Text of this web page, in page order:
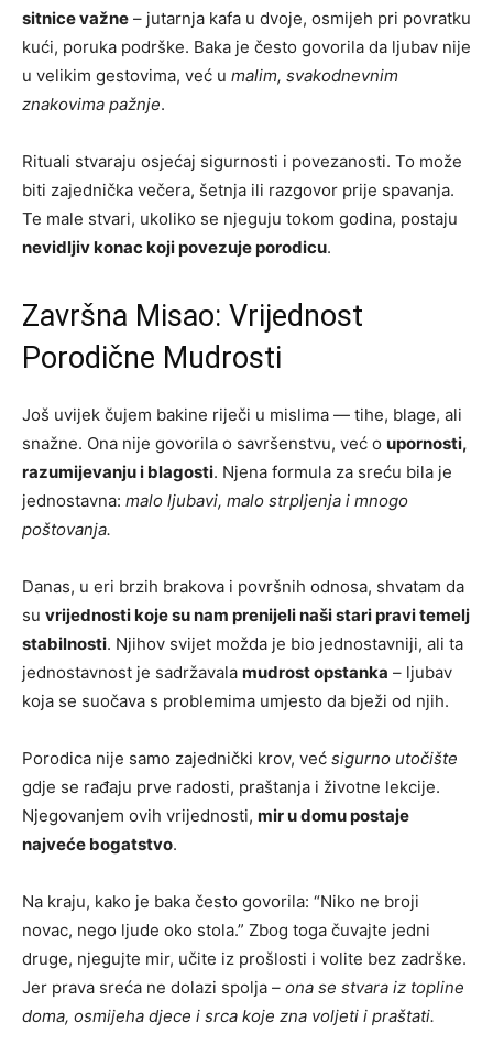
sitnice važne – jutarnja kafa u dvoje, osmijeh pri povratku
kući, poruka podrške. Baka je često govorila da ljubav nije
u velikim gestovima, već u malim, svakodnevnim
znakovima pažnje.
Rituali stvaraju osjećaj sigurnosti i povezanosti. To može
biti zajednička večera, šetnja ili razgovor prije spavanja.
Te male stvari, ukoliko se njeguju tokom godina, postaju
nevidljiv konac koji povezuje porodicu.
Završna Misao: Vrijednost
Porodične Mudrosti
Još uvijek čujem bakine riječi u mislima — tihe, blage, ali
snažne. Ona nije govorila o savršenstvu, već o upornosti,
razumijevanju i blagosti. Njena formula za sreću bila je
jednostavna: malo ljubavi, malo strpljenja i mnogo
poštovanja.
Danas, u eri brzih brakova i površnih odnosa, shvatam da
su vrijednosti koje su nam prenijeli naši stari pravi temelj
stabilnosti. Njihov svijet možda je bio jednostavniji, ali ta
jednostavnost je sadržavala mudrost opstanka – ljubav
koja se suočava s problemima umjesto da bježi od njih.
Porodica nije samo zajednički krov, već sigurno utočište
gdje se rađaju prve radosti, praštanja i životne lekcije.
Njegovanjem ovih vrijednosti, mir u domu postaje
najveće bogatstvo.
Na kraju, kako je baka često govorila: “Niko ne broji
novac, nego ljude oko stola.” Zbog toga čuvajte jedni
druge, njegujte mir, učite iz prošlosti i volite bez zadrške.
Jer prava sreća ne dolazi spolja – ona se stvara iz topline
doma, osmijeha djece i srca koje zna voljeti i praštati.